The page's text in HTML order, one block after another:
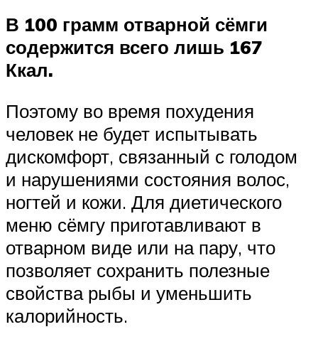
В 100 грамм отварной сёмги
содержится всего лишь 167
Ккал.
Поэтому во время похудения
человек не будет испытывать
дискомфорт, связанный с голодом
и нарушениями состояния волос,
ногтей и кожи. Для диетического
меню сёмгу приготавливают в
отварном виде или на пару, что
позволяет сохранить полезные
свойства рыбы и уменьшить
калорийность.